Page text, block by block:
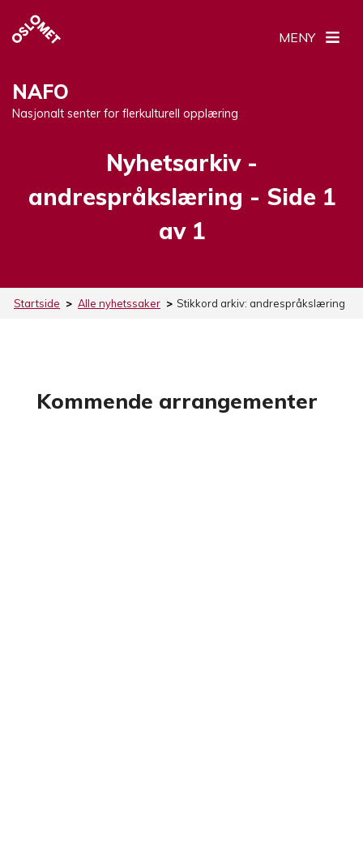
NAFO
Nasjonalt senter for flerkulturell opplæring
MENY
Nyhetsarkiv -
andrespråkslæring - Side 1
av 1
Startside > Alle nyhetssaker > Stikkord arkiv: andrespråkslæring
Kommende arrangementer